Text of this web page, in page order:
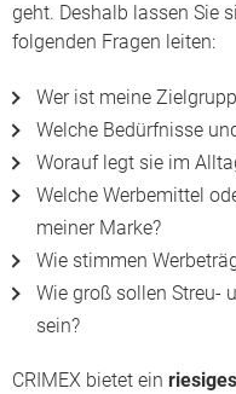
geht. Deshalb lassen Sie
folgenden Fragen leiten:
Wer ist meine
Welche Bedürfnisse
Worauf legt sie im
Welche Werbemittel
meiner Marke?
Wie stimmen
Wie groß sollen Streu-
sein?
CRIMEX bietet ein